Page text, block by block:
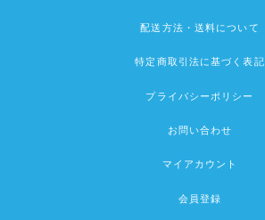
配送方法・送料について
特定商取引法に基づく表記
プライバシーポリシー
お問い合わせ
マイアカウント
会員登録